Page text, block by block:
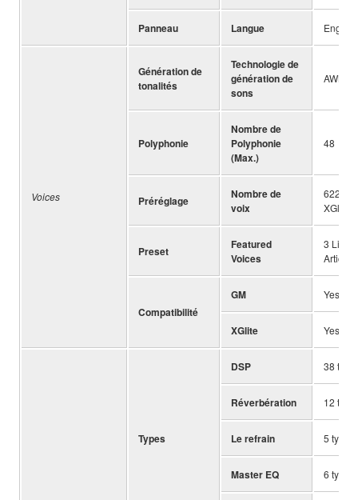
Panneau Langue English
Voices
Génération de
tonalités
Technologie de
génération de
sons
AWM
Polyphonie
Nombre de
Polyphonie
(Max.)
48
Préréglage
Nombre de
voix
622
XGlite
Preset
Featured
Voices
3 Live!
Compatibilité
GM Yes
XGlite Yes
Types
DSP 38
Réverbération 12
Le refrain 5 types
Master EQ 6 types